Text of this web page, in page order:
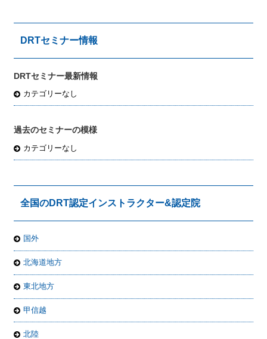
DRTセミナー情報
DRTセミナー最新情報
カテゴリーなし
過去のセミナーの模様
カテゴリーなし
全国のDRT認定インストラクター&認定院
国外
北海道地方
東北地方
甲信越
北陸